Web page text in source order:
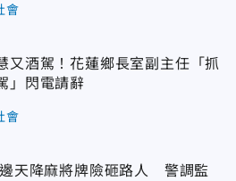
會
又酒駕！花蓮鄉長室副主任「抓
」閃電請辭
會
天降麻將牌險砸路人 警調監